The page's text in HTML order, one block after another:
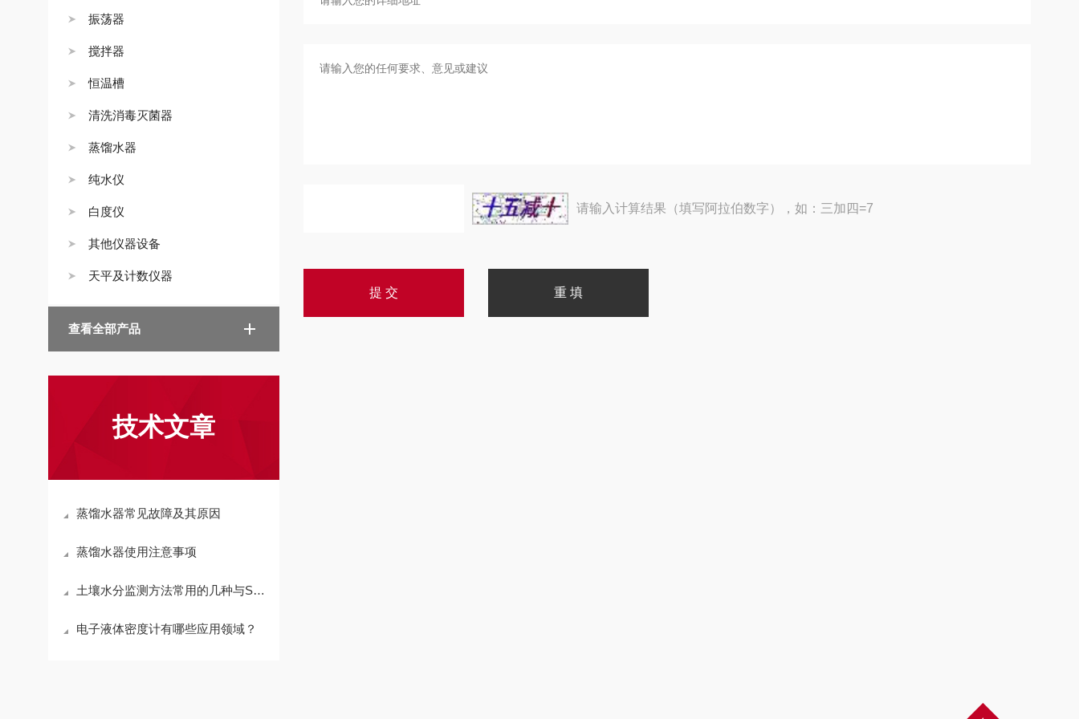
振荡器
搅拌器
恒温槽
清洗消毒灭菌器
蒸馏水器
纯水仪
白度仪
其他仪器设备
天平及计数仪器
查看全部产品
技术文章
蒸馏水器常见故障及其原因
蒸馏水器使用注意事项
土壤水分监测方法常用的几种与SMM土壤水分仪测量对比
电子液体密度计有哪些应用领域？
请输入计算结果（填写阿拉伯数字），如：三加四=7